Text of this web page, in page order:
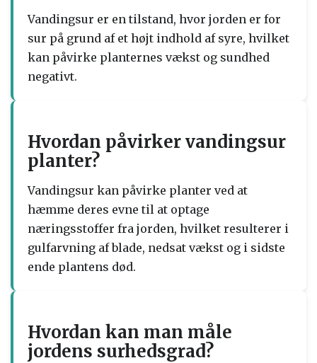
Vandingsur er en tilstand, hvor jorden er for
sur på grund af et højt indhold af syre, hvilket
kan påvirke planternes vækst og sundhed
negativt.
Hvordan påvirker vandingsur
planter?
Vandingsur kan påvirke planter ved at
hæmme deres evne til at optage
næringsstoffer fra jorden, hvilket resulterer i
gulfarvning af blade, nedsat vækst og i sidste
ende plantens død.
Hvordan kan man måle
jordens surhedsgrad?